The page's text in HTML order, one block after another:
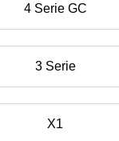
4 Serie GC
3 Serie
X1